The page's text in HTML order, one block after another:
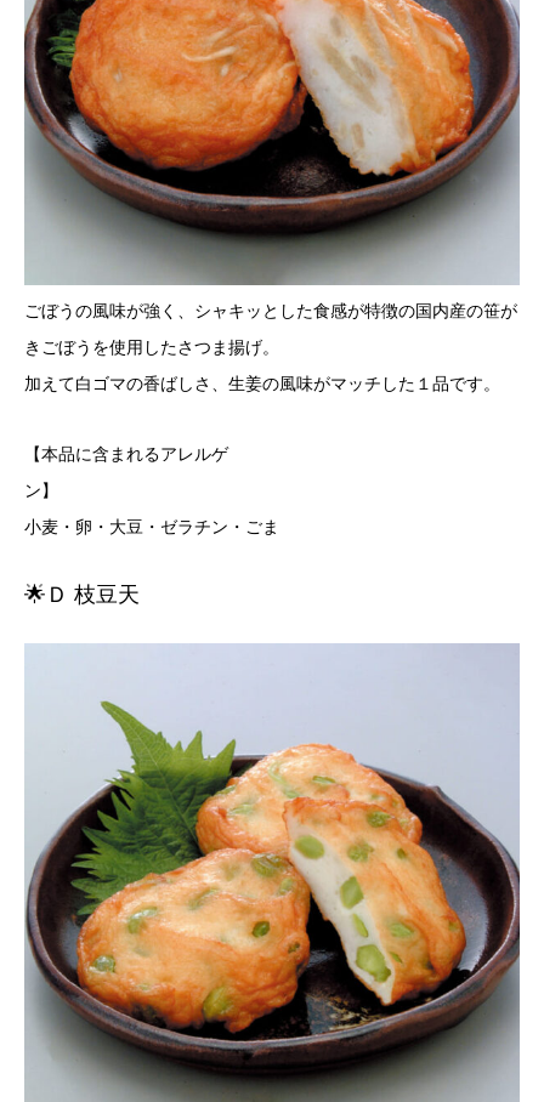
ごぼうの風味が強く、シャキッとした食感が特徴の国内産の笹が
きごぼうを使用したさつま揚げ。
加えて白ゴマの香ばしさ、生姜の風味がマッチした１品です。
【本品に含まれるアレルゲ
ン
小麦・卵・大豆・ゼラチン・ごま
🌟Ｄ 枝豆天